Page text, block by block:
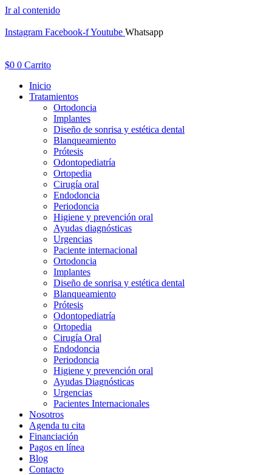
Ir al contenido
Instagram Facebook-fYoutube Whatsapp
$0 0 Carrito
Inicio
Tratamientos
Ortodoncia
Implantes
Diseño de sonrisa y estética dental
Blanqueamiento
Prótesis
Odontopediatría
Ortopedia
Cirugía oral
Endodoncia
Periodoncia
Higiene y prevención oral
Ayudas diagnósticas
Urgencias
Paciente internacional
Ortodoncia
Implantes
Diseño de sonrisa y estética dental
Blanqueamiento
Prótesis
Odontopediatría
Ortopedia
Cirugía Oral
Endodoncia
Periodoncia
Higiene y prevención oral
Ayudas Diagnósticas
Urgencias
Pacientes Internacionales
Nosotros
Agenda tu cita
Financiación
Pagos en línea
Blog
Contacto